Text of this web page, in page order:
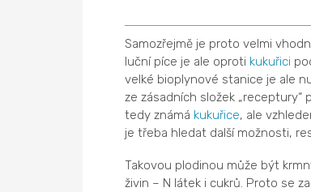
Samozřejmě je proto velmi
luční píce je ale oproti kukuřici
velké bioplynové stanice je ale
ze zásadních složek „receptury“
tedy známá kukuřice, ale
je třeba hledat další možnosti,
Takovou plodinou může být
živin – N látek i cukrů. Proto se